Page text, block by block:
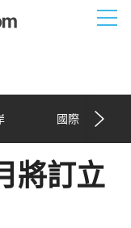
國際
將訂立